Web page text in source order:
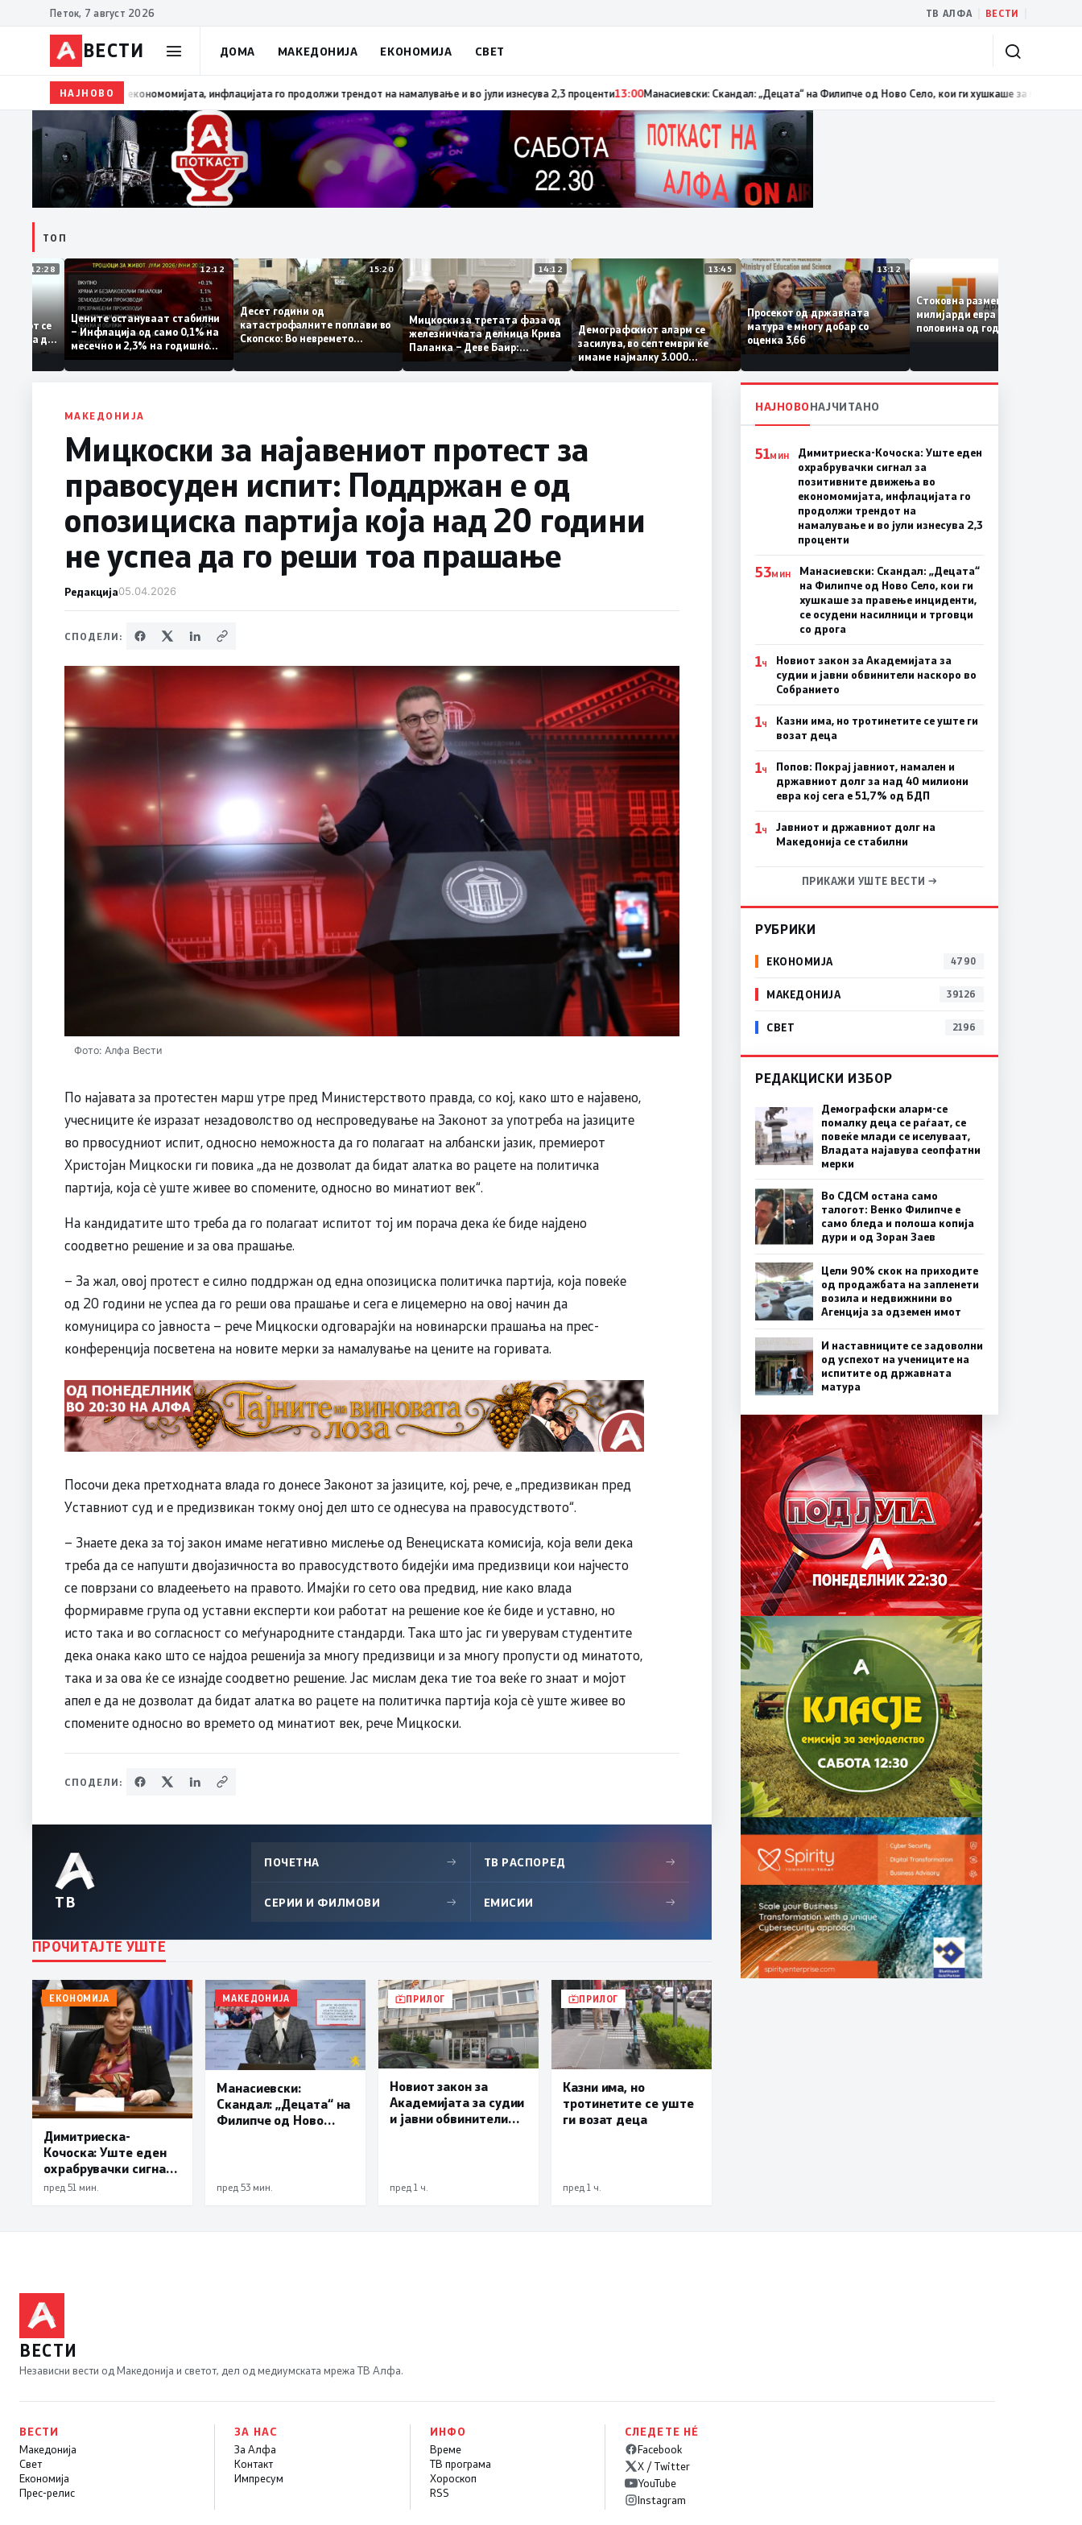
Петок, 7 август 2026 ТВ АЛФА ВЕСТИ
ВЕСТИ ДОМА МАКЕДОНИЈА ЕКОНОМИЈА СВЕТ
НАЈНОВО13:03Димитриеска-Кочоска: Уште еден охрабрувачки сигнал за позитивните движења во економомијата, инфлацијата го продолжи трендот на намалување и во јули изнесува 2,3 проценти
ТОП
12:28
–
се
која нема да
12:12
Цените остануваат стабилни
– Инфлација од само 0,1% на
месечно и 2,3% на годишно
ниво
15:20
Десет години од
катастрофалните поплави во
Скопско: Во невремето
14:12
Мицкоски за третата фаза од
железничката делница Крива
Паланка – Деве Баир:
Проектот нема да заврши на
половина тунел во слепа
13:45
Демографскиот аларм се
засилува, во септември ќе
имаме најмалку 3.000
првачиња помалку
13:12
Просекот од државната
матура е многу добар со
оценка 3,66
Стоковна размена од 10,5
милијарди евра во првата
половина од годината –
МАКЕДОНИЈА
Мицкоски за најавениот протест за
правосуден испит: Поддржан е од
опозициска партија која над 20 години
не успеа да го реши тоа прашање
Редакција05.04.2026
СПОДЕЛИ:
Фото: Алфа Вести
По најавата за протестен марш утре пред Министерството правда, со кој, како што е најавено,
учесниците ќе изразат незадоволство од неспроведување на Законот за употреба на јазиците
во првосудниот испит, односно неможноста да го полагаат на албански јазик, премиерот
Христојан Мицкоски ги повика „да не дозволат да бидат алатка во рацете на политичка
партија, која сè уште живее во спомените, односно во минатиот век“.
На кандидатите што треба да го полагаат испитот тој им порача дека ќе биде најдено
соодветно решение и за ова прашање.
– За жал, овој протест е силно поддржан од една опозициска политичка партија, која повеќе
од 20 години не успеа да го реши ова прашање и сега е лицемерно на овој начин да
комуницира со јавноста – рече Мицкоски одговарајќи на новинарски прашања на прес-
конференција посветена на новите мерки за намалување на цените на горивата.
Посочи дека претходната влада го донесе Законот за јазиците, кој, рече, е „предизвикан пред
Уставниот суд и е предизвикан токму оној дел што се однесува на правосудството“.
– Знаете дека за тој закон имаме негативно мислење од Венециската комисија, која вели дека
треба да се напушти двојазичноста во правосудството бидејќи има предизвици кои најчесто
се поврзани со владеењето на правото. Имајќи го сето ова предвид, ние како влада
формиравме група од уставни експерти кои работат на решение кое ќе биде и уставно, но
исто така и во согласност со меѓународните стандарди. Така што јас ги уверувам студентите
дека онака како што се најдоа решенија за многу предизвици и за многу пропусти од минатото,
така и за ова ќе се изнајде соодветно решение. Јас мислам дека тие тоа веќе го знаат и мојот
апел е да не дозволат да бидат алатка во рацете на политичка партија која сè уште живее во
спомените односно во времето од минатиот век, рече Мицкоски.
СПОДЕЛИ:
ТВ
ПОЧЕТНА → ТВ РАСПОРЕД →
СЕРИИ И ФИЛМОВИ → ЕМИСИИ →
ПРОЧИТАЈТЕ УШТЕ
ЕКОНОМИЈА
Димитриеска-
Кочоска: Уште еден
охрабрувачки сигнал
за позитивните
пред 51 мин.
МАКЕДОНИЈА
Манасиевски:
Скандал: „Децата“ на
Филипче од Ново
осудени насилници и
пред 53 мин.
ПРИЛОГ
Новиот закон за
Академијата за судии
и јавни обвинители
пред 1 ч.
ПРИЛОГ
Казни има, но
тротинетите се уште
ги возат деца
пред 1 ч.
НАЈНОВОНАЈЧИТАНО
51МИН
Димитриеска-Кочоска: Уште еден
охрабрувачки сигнал за
позитивните движења во
економомијата, инфлацијата го
продолжи трендот на
намалување и во јули изнесува 2,3
проценти
53МИН
Манасиевски: Скандал: „Децата“
на Филипче од Ново Село, кои ги
хушкаше за правење инциденти,
се осудени насилници и трговци
со дрога
1Ч
Новиот закон за Академијата за
судии и јавни обвинители наскоро во
Собранието
1Ч
Казни има, но тротинетите се уште ги
возат деца
1Ч
Попов: Покрај јавниот, намален и
државниот долг за над 40 милиони
евра кој сега е 51,7% од БДП
1Ч
Јавниот и државниот долг на
Македонија се стабилни
ПРИКАЖИ УШТЕ ВЕСТИ →
РУБРИКИ
ЕКОНОМИЈА 4790
МАКЕДОНИЈА 39126
СВЕТ 2196
РЕДАКЦИСКИ ИЗБОР
Демографски аларм-се
помалку деца се раѓаат, се
повеќе млади се иселуваат,
Владата најавува сеопфатни
мерки
Во СДСМ остана само
талогот: Венко Филипче е
само бледа и полоша копија
дури и од Зоран Заев
Цели 90% скок на приходите
од продажбата на запленети
возила и недвижнини во
Агенција за одземен имот
И наставниците се задоволни
од успехот на учениците на
испитите од државната
матура
ВЕСТИ
Независни вести од Македонија и светот, дел од медиумската мрежа ТВ Алфа.
ВЕСТИ
Македонија
Свет
Економија
Прес-релис
ЗА НАС
За Алфа
Контакт
Импресум
ИНФО
Време
ТВ програма
Хороскоп
RSS
СЛЕДЕТЕ НÉ
Facebook
X / Twitter
YouTube
Instagram